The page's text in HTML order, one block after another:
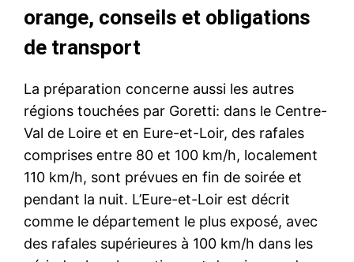
orange, conseils et obligations
de transport
La préparation concerne aussi les autres
régions touchées par Goretti: dans le Centre-
Val de Loire et en Eure-et-Loir, des rafales
comprises entre 80 et 100 km/h, localement
110 km/h, sont prévues en fin de soirée et
pendant la nuit. L’Eure-et-Loir est décrit
comme le département le plus exposé, avec
des rafales supérieures à 100 km/h dans les